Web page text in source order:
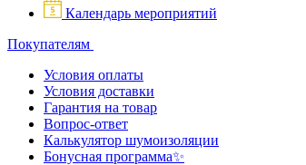
Календарь мероприятий
Покупателям
Условия оплаты
Условия доставки
Гарантия на товар
Вопрос-ответ
Калькулятор шумоизоляции
Бонусная программа✨